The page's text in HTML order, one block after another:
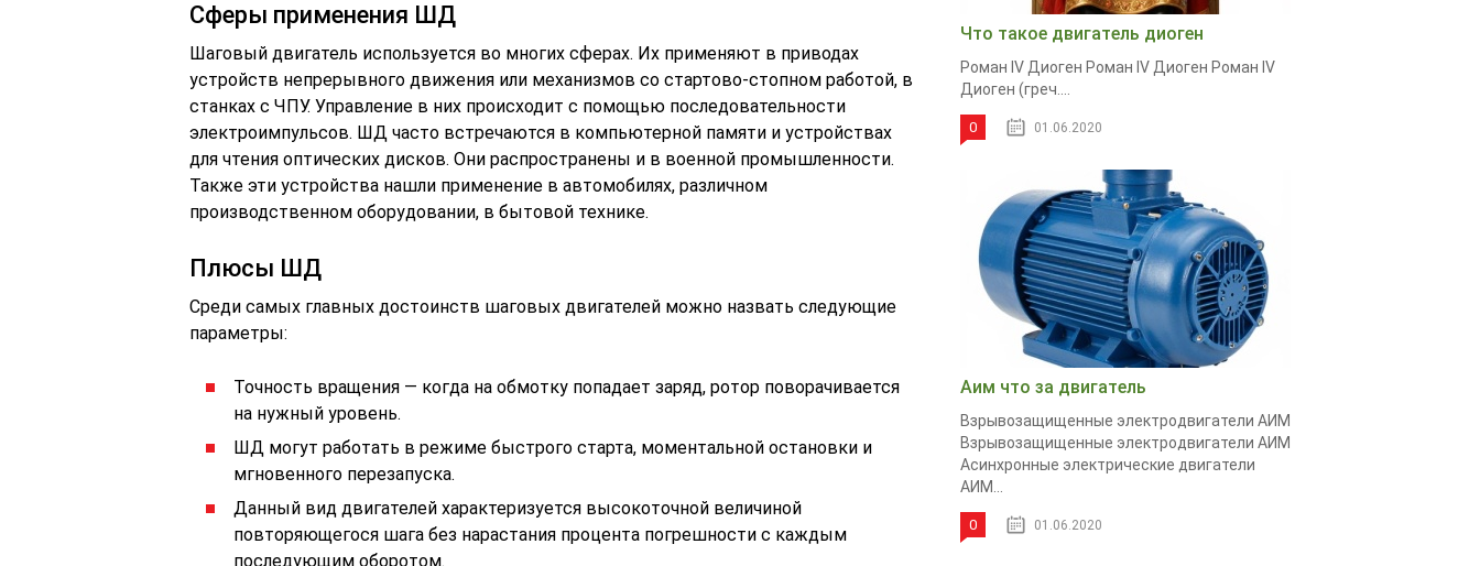
Сферы применения ШД
Шаговый двигатель используется во многих сферах. Их применяют в приводах
устройств непрерывного движения или механизмов со стартово-стопном работой, в
станках с ЧПУ. Управление в них происходит с помощью последовательности
электроимпульсов. ШД часто встречаются в компьютерной памяти и устройствах
для чтения оптических дисков. Они распространены и в военной промышленности.
Также эти устройства нашли применение в автомобилях, различном
производственном оборудовании, в бытовой технике.
Плюсы ШД
Среди самых главных достоинств шаговых двигателей можно назвать следующие
параметры:
Точность вращения — когда на обмотку попадает заряд, ротор поворачивается
на нужный уровень.
ШД могут работать в режиме быстрого старта, моментальной остановки и
мгновенного перезапуска.
Данный вид двигателей характеризуется высокоточной величиной
повторяющегося шага без нарастания процента погрешности с каждым
последующим оборотом.
Что такое двигатель диоген
Роман IV Диоген Роман IV Диоген Роман IV
Диоген (греч....
0 01.06.2020
Аим что за двигатель
Взрывозащищенные электродвигатели АИМ
Взрывозащищенные электродвигатели АИМ
Асинхронные электрические двигатели
АИМ...
0 01.06.2020